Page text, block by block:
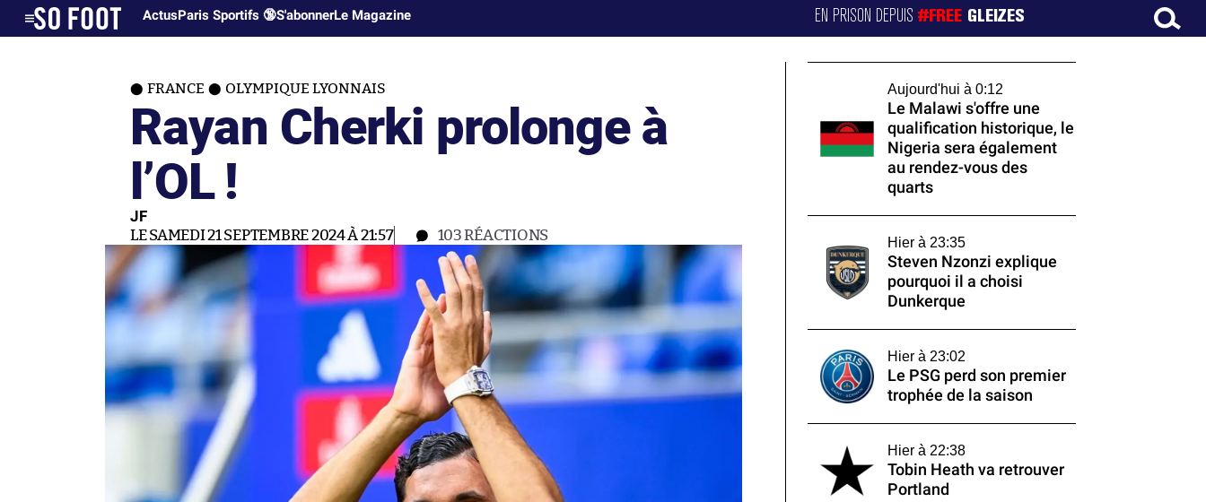
ActusParis Sportifs 🔞S'abonnerLe Magazine EN PRISON DEPUIS#FREE GLEIZES
FRANCE OLYMPIQUE LYONNAIS
Rayan Cherki prolonge à
l’OL !
JF
LE SAMEDI 21 SEPTEMBRE 2024 À 21:57 103RÉACTIONS
Aujourd'hui à 0:12
Le Malawi s'offre une
qualification historique, le
Nigeria sera également
au rendez-vous des
quarts
Hier à 23:35
Steven Nzonzi explique
pourquoi il a choisi
Dunkerque
Hier à 23:02
Le PSG perd son premier
trophée de la saison
Hier à 22:38
Tobin Heath va retrouver
Portland